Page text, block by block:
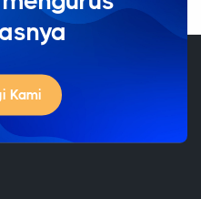
biarkan
Kami